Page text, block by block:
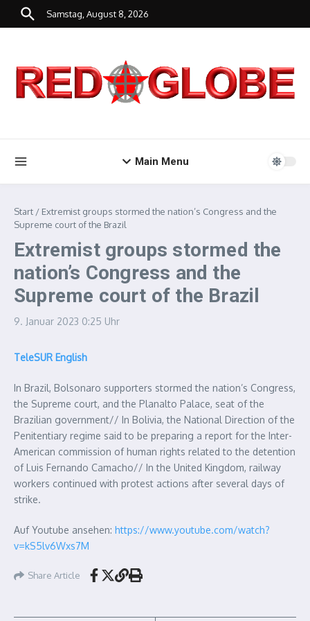
Zum Inhalt springen
Samstag, August 8, 2026
Main Menu
Start / Extremist groups stormed the nation’s Congress and the
Supreme court of the Brazil
Extremist groups stormed the
nation’s Congress and the
Supreme court of the Brazil
9. Januar 2023 0:25 Uhr
TeleSUR English
In Brazil, Bolsonaro supporters stormed the nation’s Congress,
the Supreme court, and the Planalto Palace, seat of the
Brazilian government// In Bolivia, the National Direction of the
Penitentiary regime said to be preparing a report for the Inter-
American commission of human rights related to the detention
of Luis Fernando Camacho// In the United Kingdom, railway
workers continued with protest actions after several days of
strike.
Auf Youtube ansehen: https://www.youtube.com/watch?
v=kS5lv6Wxs7M
Share Article